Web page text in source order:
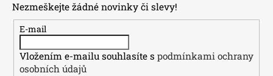
Nezmeškejte žádné novinky či slevy!
E-mail
Vložením e-mailu souhlasíte s podmínkami ochrany
osobních údajů